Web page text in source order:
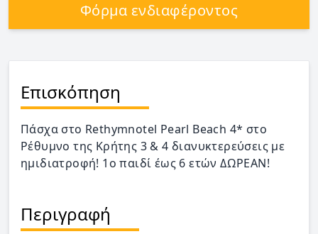
Φόρμα ενδιαφέροντος
Επισκόπηση
Πάσχα στο Rethymnotel Pearl Beach 4* στο
Ρέθυμνο της Κρήτης 3 & 4 διανυκτερεύσεις με
ημιδιατροφή! 1ο παιδί έως 6 ετών ΔΩΡΕΑΝ!
Περιγραφή